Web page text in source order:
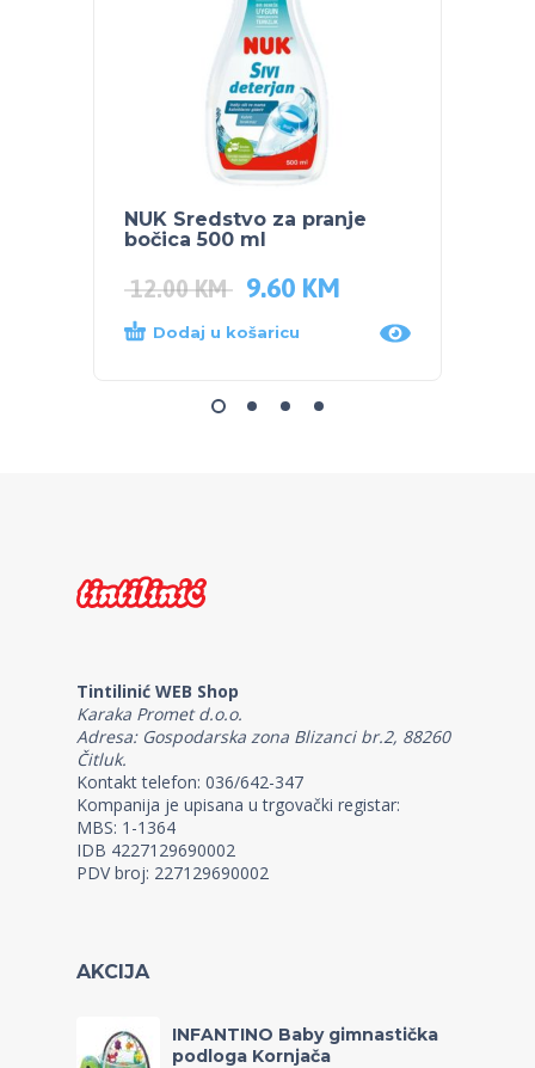
NUK Sredstvo za pranje
bočica 500 ml
12.00KM 9.60 KM
Dodaj u košaricu
Tintilinić WEB Shop
Karaka Promet d.o.o.
Adresa: Gospodarska zona Blizanci br.2, 88260
Čitluk.
Kontakt telefon: 036/642-347
Kompanija je upisana u trgovački registar:
MBS: 1-1364
IDB 4227129690002
PDV broj: 227129690002
AKCIJA
INFANTINO Baby gimnastička
podloga Kornjača